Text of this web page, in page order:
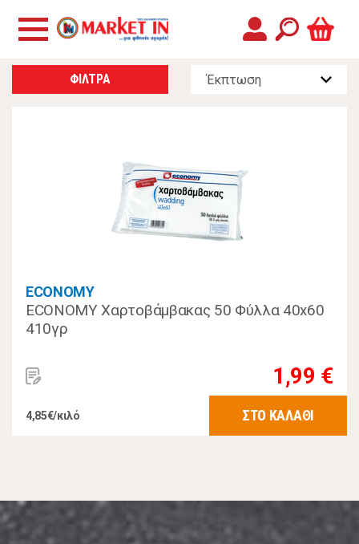
ΦΙΛΤΡΑ
ECONOMY
ECONOMY Χαρτοβάμβακας 50 Φύλλα 40x60
410γρ
1,99 €
4,85€/κιλό ΣΤΟ ΚΑΛΑΘΙ